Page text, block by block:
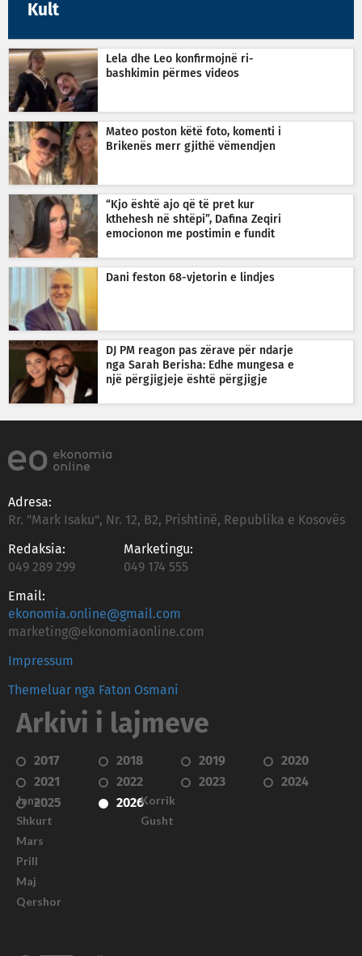
Kult
Lela dhe Leo konfirmojnë ri-
bashkimin përmes videos
Mateo poston këtë foto, komenti i
Brikenës merr gjithë vëmendjen
“Kjo është ajo që të pret kur
kthehesh në shtëpi”, Dafina Zeqiri
emocionon me postimin e fundit
Dani feston 68-vjetorin e lindjes
DJ PM reagon pas zërave për ndarje
nga Sarah Berisha: Edhe mungesa e
një përgjigjeje është përgjigje
Adresa:
Rr. "Mark Isaku", Nr. 12, B2, Prishtinë, Republika e Kosovës
Redaksia:
049 289 299
Marketingu:
049 174 555
Email:
ekonomia.online@gmail.com
marketing@ekonomiaonline.com
Impressum
Themeluar nga Faton Osmani
Arkivi i lajmeve
2017 2018 2019
2020
2021
2022 2023
2024
2025
2026
Janar
Shkurt
Mars
Prill
Maj
Qershor
Korrik
Gusht